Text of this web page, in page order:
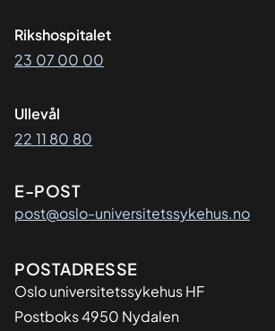
Rikshospitalet
23 07 00 00
Ullevål
22 11 80 80
E-POST
post@oslo-universitetssykehus.no
Adresse
POSTADRESSE
Oslo universitetssykehus HF
Postboks 4950 Nydalen